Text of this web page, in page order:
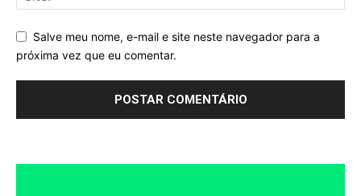
Salve meu nome, e-mail e site neste navegador para a
próxima vez que eu comentar.